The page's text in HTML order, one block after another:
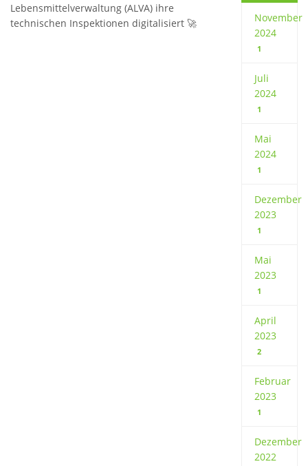
Lebensmittelverwaltung (ALVA) ihre
technischen Inspektionen digitalisiert 🚀
November
2024
1
Juli
2024
1
Mai
2024
1
Dezember
2023
1
Mai
2023
1
April
2023
2
Februar
2023
1
Dezember
2022